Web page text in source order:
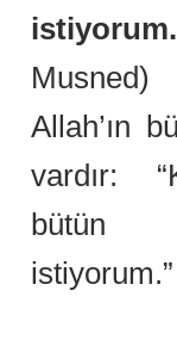
Allah’ın
vardır:
bütün
istiyorum.”